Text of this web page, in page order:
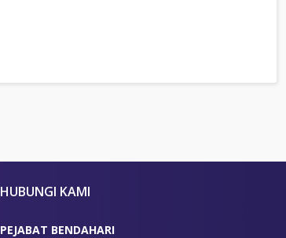
HUBUNGI KAMI
PEJABAT BENDAHARI